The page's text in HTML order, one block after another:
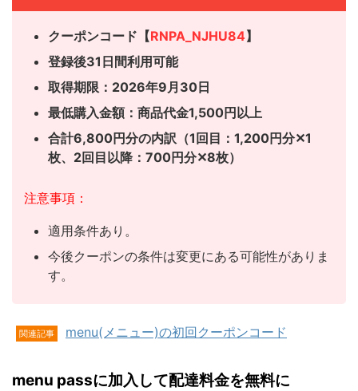
クーポンコード【RNPA_NJHU84】
登録後31日間利用可能
取得期限：2026年9月30日
最低購入金額：商品代金1,500円以上
合計6,800円分の内訳（1回目：1,200円分✕1
枚、 2回目以降：700円分✕8枚）
注意事項：
適用条件あり。
今後クーポンの条件は変更にある可能性がありま
す。
関連記事 menu(メニュー)の初回クーポンコード
menu passに加入して配達料金を無料に